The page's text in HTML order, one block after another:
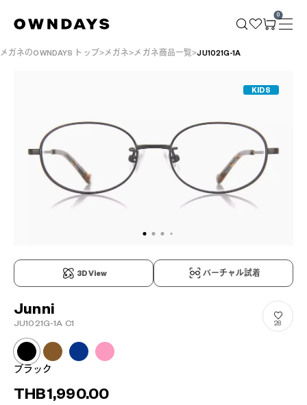
0
メガネのOWNDAYS トップ メガネ メガネ商品一覧 JU1021G-1A
KIDS
3D View バーチャル試着
Junni
JU1021G-1A C1 28
ブラック
THB1,990.00